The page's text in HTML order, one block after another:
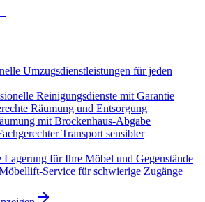
Umzugsdienstleistungen für jeden
Reinigungsdienste mit Garantie
Räumung und Entsorgung
mit Brockenhaus-Abgabe
Transport sensibler
Lagerung für Ihre Möbel und Gegenstände
Service für schwierige Zugänge